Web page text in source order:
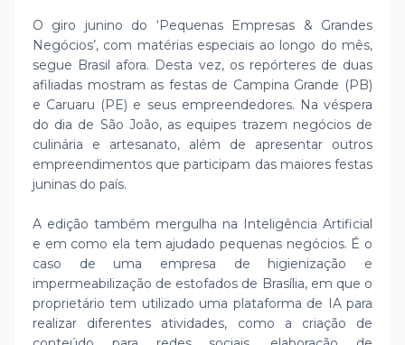
O giro junino do ‘Pequenas Empresas & Grandes
Negócios’, com matérias especiais ao longo do mês,
segue Brasil afora. Desta vez, os repórteres de duas
afiliadas mostram as festas de Campina Grande (PB)
e Caruaru (PE) e seus empreendedores. Na véspera
do dia de São João, as equipes trazem negócios de
culinária e artesanato, além de apresentar outros
empreendimentos que participam das maiores festas
juninas do país.
A edição também mergulha na Inteligência Artificial
e em como ela tem ajudado pequenas negócios. É o
caso de uma empresa de higienização e
impermeabilização de estofados de Brasília, em que o
proprietário tem utilizado uma plataforma de IA para
realizar diferentes atividades, como a criação de